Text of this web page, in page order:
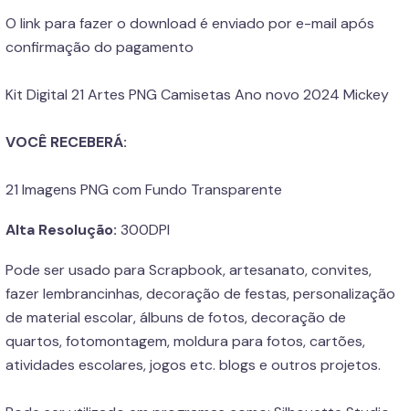
O link para fazer o download é enviado por e-mail após
confirmação do pagamento
Kit Digital 21 Artes PNG Camisetas Ano novo 2024 Mickey
VOCÊ RECEBERÁ:
21 Imagens PNG com Fundo Transparente
Alta Resolução: 300DPI
Pode ser usado para Scrapbook, artesanato, convites,
fazer lembrancinhas, decoração de festas, personalização
de material escolar, álbuns de fotos, decoração de
quartos, fotomontagem, moldura para fotos, cartões,
atividades escolares, jogos etc. blogs e outros projetos.